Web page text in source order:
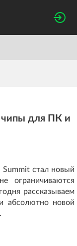
чипы для ПК и
Summit стал новый
ограничиваются
рассказываем
абсолютно новой